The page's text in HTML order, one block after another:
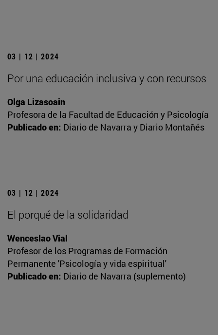
03 | 12 | 2024
Por una educación inclusiva y con recursos
Olga Lizasoain
Profesora de la Facultad de Educación y Psicología
Publicado en: Diario de Navarra y Diario Montañés
03 | 12 | 2024
El porqué de la solidaridad
Wenceslao Vial
Profesor de los Programas de Formación
Permanente 'Psicología y vida espiritual'
Publicado en: Diario de Navarra (suplemento)